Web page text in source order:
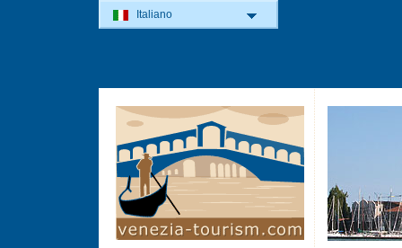
Italiano